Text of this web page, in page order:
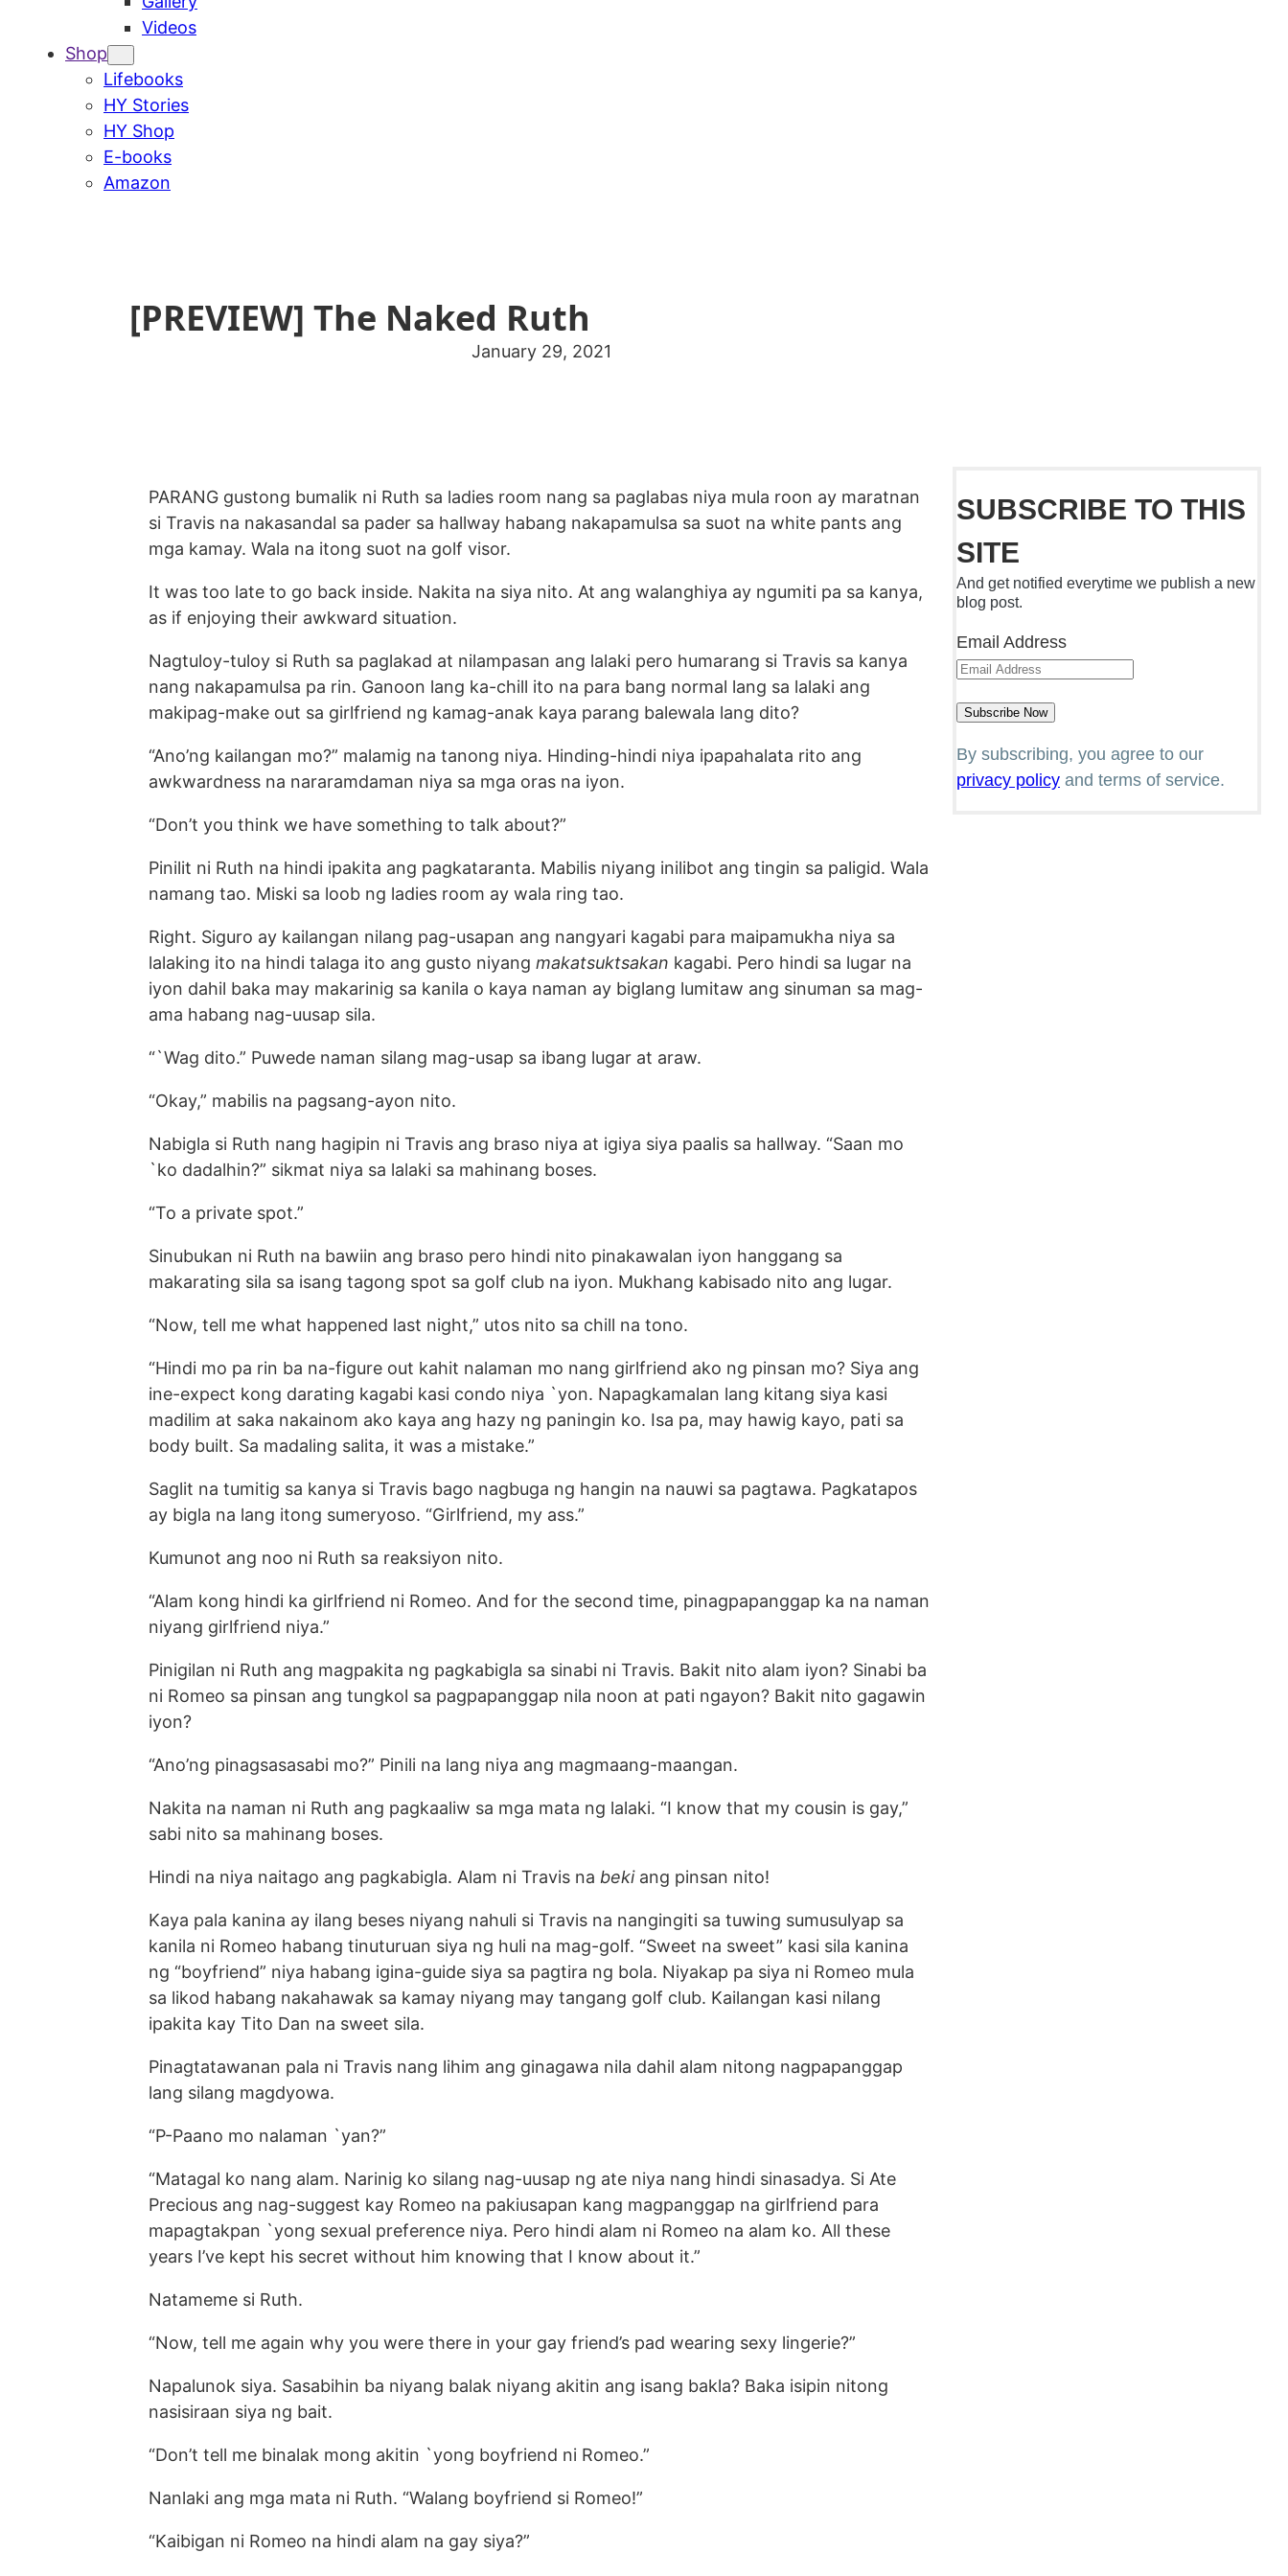
Videos
Shop
Lifebooks
HY Stories
HY Shop
E-books
Amazon
[PREVIEW] The Naked Ruth
January 29, 2021
PARANG gustong bumalik ni Ruth sa ladies room nang sa paglabas niya mula roon ay maratnan
si Travis na nakasandal sa pader sa hallway habang nakapamulsa sa suot na white pants ang
mga kamay. Wala na itong suot na golf visor.
It was too late to go back inside. Nakita na siya nito. At ang walanghiya ay ngumiti pa sa kanya,
as if enjoying their awkward situation.
Nagtuloy-tuloy si Ruth sa paglakad at nilampasan ang lalaki pero humarang si Travis sa kanya
nang nakapamulsa pa rin. Ganoon lang ka-chill ito na para bang normal lang sa lalaki ang
makipag-make out sa girlfriend ng kamag-anak kaya parang balewala lang dito?
“Ano’ng kailangan mo?” malamig na tanong niya. Hinding-hindi niya ipapahalata rito ang
awkwardness na nararamdaman niya sa mga oras na iyon.
“Don’t you think we have something to talk about?”
Pinilit ni Ruth na hindi ipakita ang pagkataranta. Mabilis niyang inilibot ang tingin sa paligid. Wala
namang tao. Miski sa loob ng ladies room ay wala ring tao.
Right. Siguro ay kailangan nilang pag-usapan ang nangyari kagabi para maipamukha niya sa
lalaking ito na hindi talaga ito ang gusto niyangmakatsuktsakan kagabi. Pero hindi sa lugar na
iyon dahil baka may makarinig sa kanila o kaya naman ay biglang lumitaw ang sinuman sa mag-
ama habang nag-uusap sila.
“`Wag dito.” Puwede naman silang mag-usap sa ibang lugar at araw.
“Okay,” mabilis na pagsang-ayon nito.
Nabigla si Ruth nang hagipin ni Travis ang braso niya at igiya siya paalis sa hallway. “Saan mo
`ko dadalhin?” sikmat niya sa lalaki sa mahinang boses.
“To a private spot.”
Sinubukan ni Ruth na bawiin ang braso pero hindi nito pinakawalan iyon hanggang sa
makarating sila sa isang tagong spot sa golf club na iyon. Mukhang kabisado nito ang lugar.
“Now, tell me what happened last night,” utos nito sa chill na tono.
“Hindi mo pa rin ba na-figure out kahit nalaman mo nang girlfriend ako ng pinsan mo? Siya ang
ine-expect kong darating kagabi kasi condo niya `yon. Napagkamalan lang kitang siya kasi
madilim at saka nakainom ako kaya ang hazy ng paningin ko. Isa pa, may hawig kayo, pati sa
body built. Sa madaling salita, it was a mistake.”
Saglit na tumitig sa kanya si Travis bago nagbuga ng hangin na nauwi sa pagtawa. Pagkatapos
ay bigla na lang itong sumeryoso. “Girlfriend, my ass.”
Kumunot ang noo ni Ruth sa reaksiyon nito.
“Alam kong hindi ka girlfriend ni Romeo. And for the second time, pinagpapanggap ka na naman
niyang girlfriend niya.”
Pinigilan ni Ruth ang magpakita ng pagkabigla sa sinabi ni Travis. Bakit nito alam iyon? Sinabi ba
ni Romeo sa pinsan ang tungkol sa pagpapanggap nila noon at pati ngayon? Bakit nito gagawin
iyon?
“Ano’ng pinagsasasabi mo?” Pinili na lang niya ang magmaang-maangan.
Nakita na naman ni Ruth ang pagkaaliw sa mga mata ng lalaki. “I know that my cousin is gay,”
sabi nito sa mahinang boses.
Hindi na niya naitago ang pagkabigla. Alam ni Travis na bekiang pinsan nito!
Kaya pala kanina ay ilang beses niyang nahuli si Travis na nangingiti sa tuwing sumusulyap sa
kanila ni Romeo habang tinuturuan siya ng huli na mag-golf. “Sweet na sweet” kasi sila kanina
ng “boyfriend” niya habang igina-guide siya sa pagtira ng bola. Niyakap pa siya ni Romeo mula
sa likod habang nakahawak sa kamay niyang may tangang golf club. Kailangan kasi nilang
ipakita kay Tito Dan na sweet sila.
Pinagtatawanan pala ni Travis nang lihim ang ginagawa nila dahil alam nitong nagpapanggap
lang silang magdyowa.
“P-Paano mo nalaman `yan?”
“Matagal ko nang alam. Narinig ko silang nag-uusap ng ate niya nang hindi sinasadya. Si Ate
Precious ang nag-suggest kay Romeo na pakiusapan kang magpanggap na girlfriend para
mapagtakpan `yong sexual preference niya. Pero hindi alam ni Romeo na alam ko. All these
years I’ve kept his secret without him knowing that I know about it.”
Natameme si Ruth.
“Now, tell me again why you were there in your gay friend’s pad wearing sexy lingerie?”
Napalunok siya. Sasabihin ba niyang balak niyang akitin ang isang bakla? Baka isipin nitong
nasisiraan siya ng bait.
“Don’t tell me binalak mong akitin `yong boyfriend ni Romeo.”
Nanlaki ang mga mata ni Ruth. “Walang boyfriend si Romeo!”
“Kaibigan ni Romeo na hindi alam na gay siya?”
SUBSCRIBE TO THIS
SITE
And get notified everytime we publish a new
blog post.
Email Address
By subscribing, you agree to our
privacy policy and terms of service.